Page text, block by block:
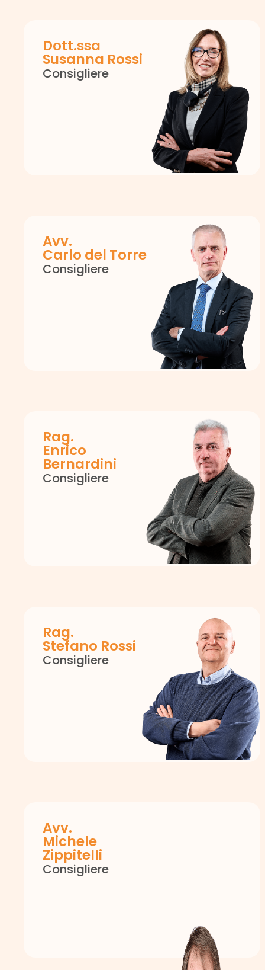
Dott.ssa
Susanna Rossi
Consigliere
Avv.
Carlo del Torre
Consigliere
Rag.
Enrico
Bernardini
Consigliere
Rag.
Stefano Rossi
Consigliere
Avv.
Michele
Zippitelli
Consigliere